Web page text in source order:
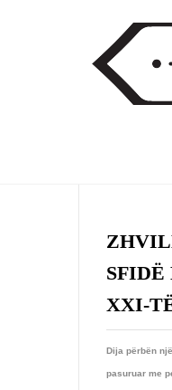
XXI-
Dija përbën
pasuruar me